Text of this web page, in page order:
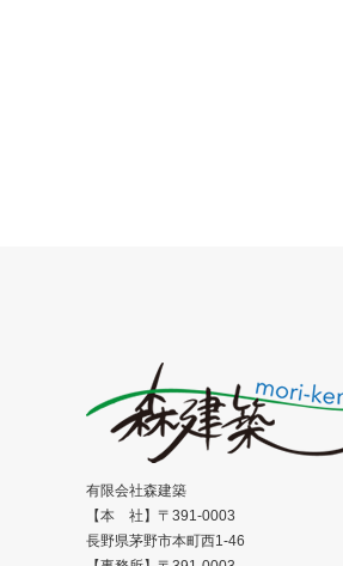
有限会社森建築
【本 社】〒391-0003
長野県茅野市本町西1-46